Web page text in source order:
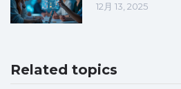
12月 13, 2025
Related topics